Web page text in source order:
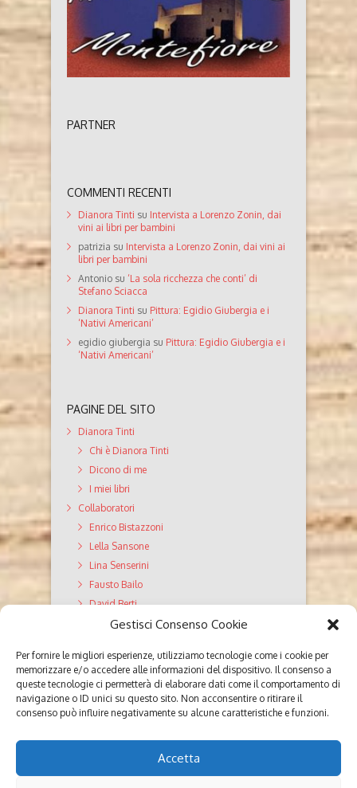
Gestisci Consenso Cookie
Per fornire le migliori esperienze, utilizziamo tecnologie come i cookie per
memorizzare e/o accedere alle informazioni del dispositivo. Il consenso a
queste tecnologie ci permetterà di elaborare dati come il comportamento di
navigazione o ID unici su questo sito. Non acconsentire o ritirare il
consenso può influire negativamente su alcune caratteristiche e funzioni.
Accetta
PARTNER
COMMENTI RECENTI
Dianora Tinti su Intervista a Lorenzo Zonin, dai
vini ai libri per bambini
patrizia su Intervista a Lorenzo Zonin, dai vini ai
libri per bambini
Antonio su ‘La sola ricchezza che conti’ di
Stefano Sciacca
Dianora Tinti su Pittura: Egidio Giubergia e i
‘Nativi Americani’
egidio giubergia su Pittura: Egidio Giubergia e i
‘Nativi Americani’
PAGINE DEL SITO
Dianora Tinti
Chi è Dianora Tinti
Dicono di me
I miei libri
Collaboratori
Enrico Bistazzoni
Lella Sansone
Lina Senserini
Fausto Bailo
David Berti
GiroDiVite Servizi editoriali
Editing
Correzione di bozze
Ghostwriting
Poesie
Parola ai lettori